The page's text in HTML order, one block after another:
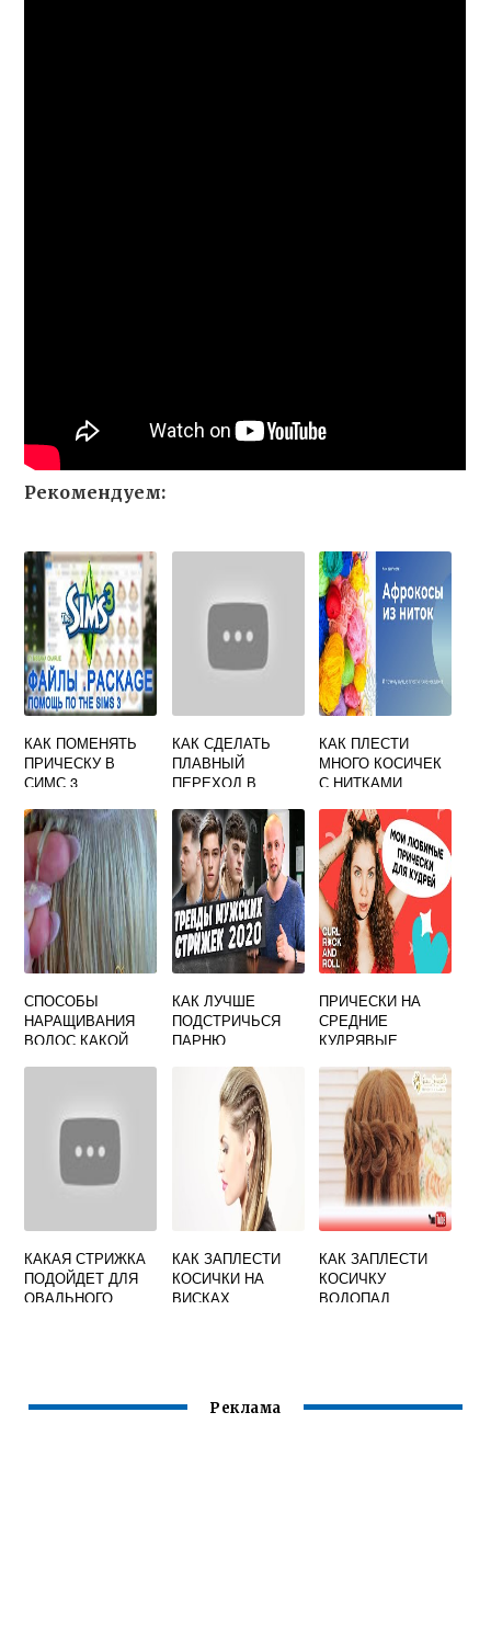
Рекомендуем:
КАК ПОМЕНЯТЬ
ПРИЧЕСКУ В
СИМС 3
КАК СДЕЛАТЬ
ПЛАВНЫЙ
ПЕРЕХОД В
СТРИЖКЕ
МАШИНКОЙ ПОД
ДВЕ НАСАДКИ
КАК ПЛЕСТИ
МНОГО КОСИЧЕК
С НИТКАМИ
СПОСОБЫ
НАРАЩИВАНИЯ
ВОЛОС КАКОЙ
КАК ЛУЧШЕ
ПОДСТРИЧЬСЯ
ПАРНЮ
ПРИЧЕСКИ НА
СРЕДНИЕ
КУДРЯВЫЕ
ДОМАШНИХ
УСЛОВИЯХ
КАКАЯ СТРИЖКА
ПОДОЙДЕТ ДЛЯ
ОВАЛЬНОГО
КАК ЗАПЛЕСТИ
КОСИЧКИ НА
ВИСКАХ
КАК ЗАПЛЕСТИ
КОСИЧКУ
ВОДОПАД
Реклама